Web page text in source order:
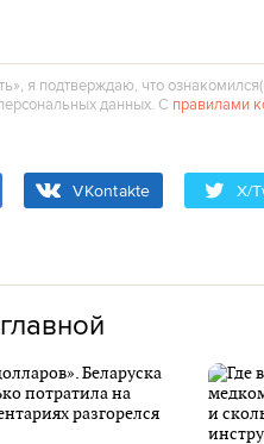
я подтверждаю, что
данных. С правилами
VKontakte X/